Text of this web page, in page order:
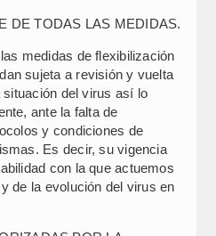
DE TODAS LAS MEDIDAS.
medidas de flexibilización
sujeta a revisión y vuelta
del virus así lo
ante la falta de
y condiciones de
Es decir, su vigencia
con la que actuemos
de la evolución del virus en